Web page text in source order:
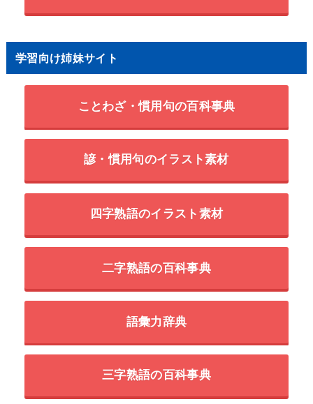
学習向け姉妹サイト
ことわざ・慣用句の百科事典
諺・慣用句のイラスト素材
四字熟語のイラスト素材
二字熟語の百科事典
語彙力辞典
三字熟語の百科事典